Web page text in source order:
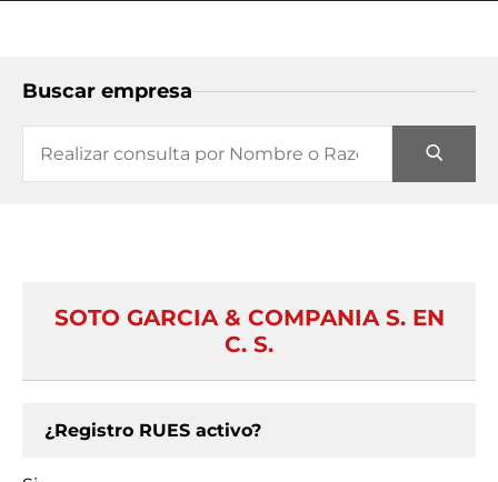
Buscar empresa
SOTO GARCIA & COMPANIA S. EN
C. S.
¿Registro RUES activo?